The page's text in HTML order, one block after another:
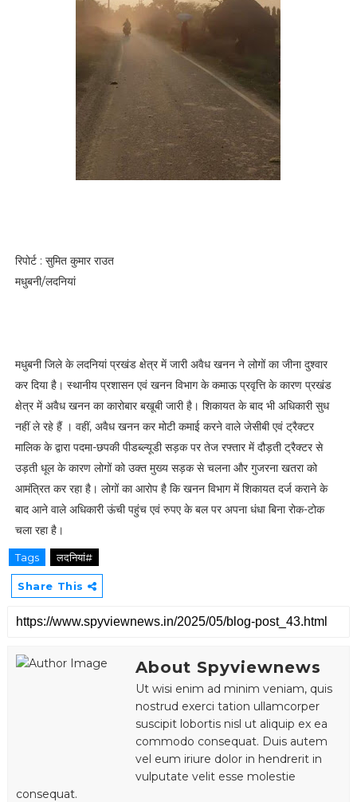
रिपोर्ट : सुमित कुमार राउत
मधुबनी/लदनियां
मधुबनी जिले के लदनियां प्रखंड क्षेत्र में जारी अवैध खनन ने लोगों का जीना दुश्वार
कर दिया है। स्थानीय प्रशासन एवं खनन विभाग के कमाऊ प्रवृत्ति के कारण प्रखंड
क्षेत्र में अवैध खनन का कारोबार बखूबी जारी है। शिकायत के बाद भी अधिकारी सुध
नहीं ले रहे हैं । वहीं, अवैध खनन कर मोटी कमाई करने वाले जेसीबी एवं ट्रैक्टर
मालिक के द्वारा पदमा-छपकी पीडब्ल्यूडी सड़क पर तेज रफ्तार में दौड़ती ट्रैक्टर से
उड़ती धूल के कारण लोगों को उक्त मुख्य सड़क से चलना और गुजरना खतरा को
आमंत्रित कर रहा है। लोगों का आरोप है कि खनन विभाग में शिकायत दर्ज कराने के
बाद आने वाले अधिकारी ऊंची पहुंच एवं रुपए के बल पर अपना धंधा बिना रोक-टोक
चला रहा है।
Tags लदनियां#
Share This
About Spyviewnews
Ut wisi enim ad minim veniam, quis
nostrud exerci tation ullamcorper
suscipit lobortis nisl ut aliquip ex ea
commodo consequat. Duis autem
vel eum iriure dolor in hendrerit in
vulputate velit esse molestie
consequat.